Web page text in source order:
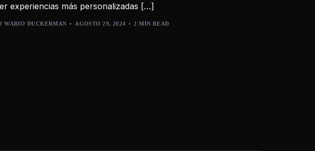
experiencias más personalizadas […]
WARIO DUCKERMAN AGOSTO 29, 2024 2 MIN READ